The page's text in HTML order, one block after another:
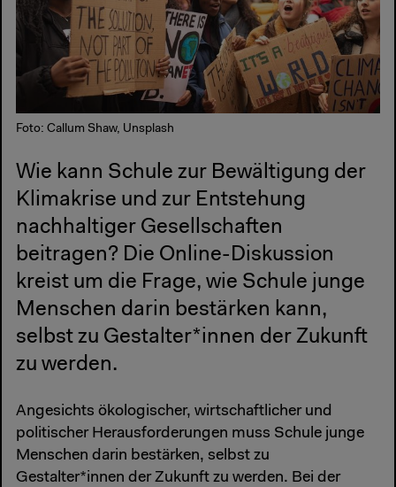
Foto: Callum Shaw, Unsplash
Wie kann Schule zur Bewältigung der
Klimakrise und zur Entstehung
nachhaltiger Gesellschaften
beitragen? Die Online-Diskussion
kreist um die Frage, wie Schule junge
Menschen darin bestärken kann,
selbst zu Gestalter*innen der Zukunft
zu werden.
Angesichts ökologischer, wirtschaftlicher und
politischer Herausforderungen muss Schule junge
Menschen darin bestärken, selbst zu
Gestalter*innen der Zukunft zu werden. Bei der